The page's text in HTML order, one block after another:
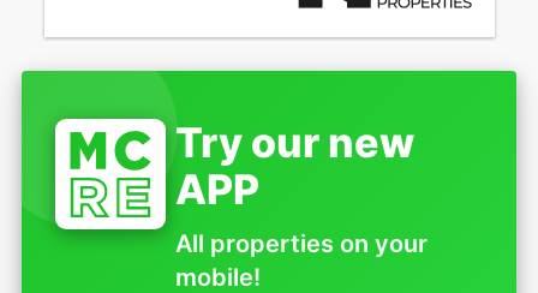
Try our new
APP
All properties on your
mobile!